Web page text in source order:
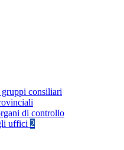
consiliari
di controllo
uffici 2